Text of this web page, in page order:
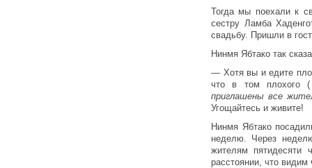
Тогда мы поехали к
сестру Ламба
свадьбу. Пришли в
Нинмя Ябтако так
— Хотя вы и едите
что в том плохого
приглашены все
Угощайтесь и живите!
Нинмя Ябтако
неделю. Через
жителям
расстоянии, что